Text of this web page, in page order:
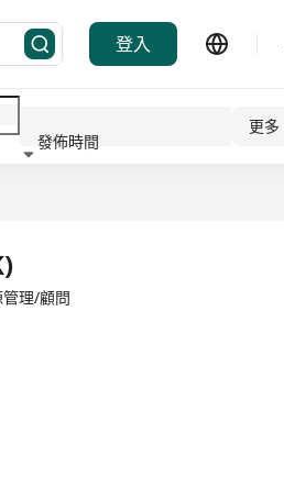
登入
發佈時間
更多
理/顧問